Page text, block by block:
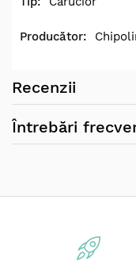
Dimensiuni
Contraindicat
Recenzii
Întrebări